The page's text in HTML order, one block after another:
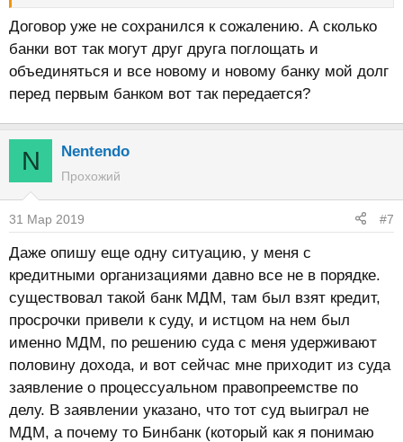
Договор уже не сохранился к сожалению. А сколько
банки вот так могут друг друга поглощать и
объединяться и все новому и новому банку мой долг
перед первым банком вот так передается?
N Nentendo
Прохожий
31 Мар 2019 #7
Даже опишу еще одну ситуацию, у меня с
кредитными организациями давно все не в порядке.
существовал такой банк МДМ, там был взят кредит,
просрочки привели к суду, и истцом на нем был
именно МДМ, по решению суда с меня удерживают
половину дохода, и вот сейчас мне приходит из суда
заявление о процессуальном правопреемстве по
делу. В заявлении указано, что тот суд выиграл не
МДМ, а почему то Бинбанк (который как я понимаю